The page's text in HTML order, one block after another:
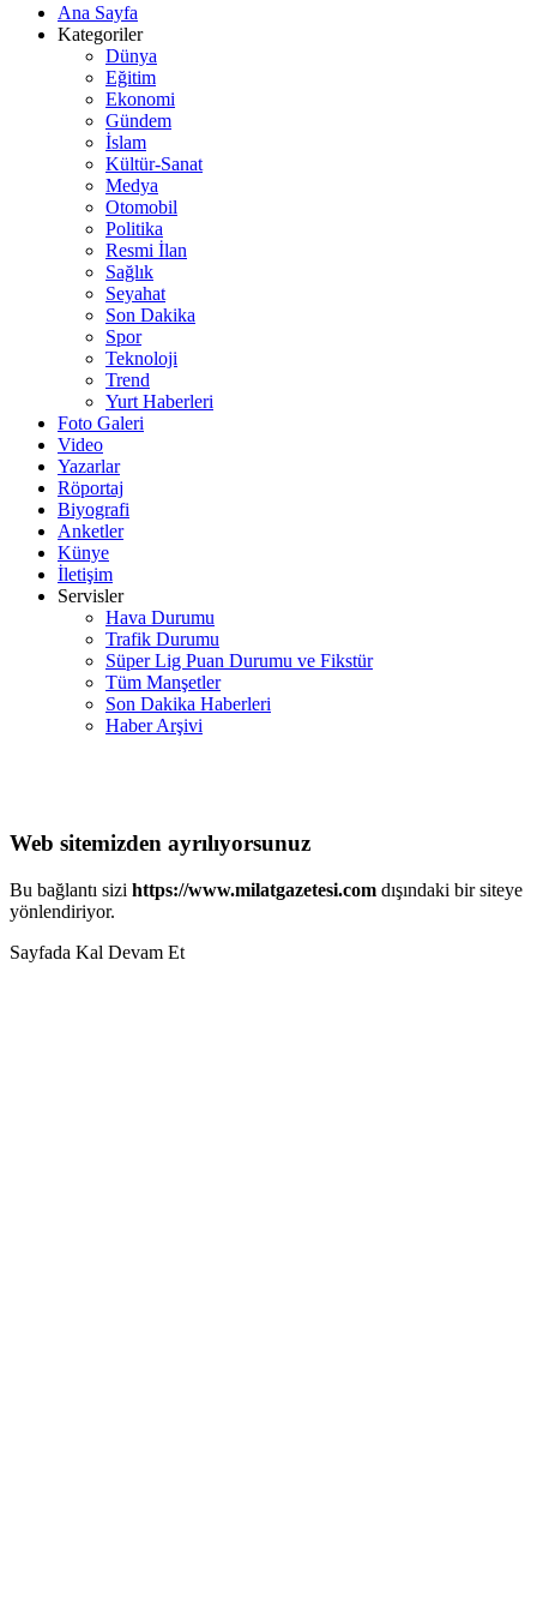
Ana Sayfa
Kategoriler
Dünya
Eğitim
Ekonomi
Gündem
İslam
Kültür-Sanat
Medya
Otomobil
Politika
Resmi İlan
Sağlık
Seyahat
Son Dakika
Spor
Teknoloji
Trend
Yurt Haberleri
Foto Galeri
Video
Yazarlar
Röportaj
Biyografi
Anketler
Künye
İletişim
Servisler
Hava Durumu
Trafik Durumu
Süper Lig Puan Durumu ve Fikstür
Tüm Manşetler
Son Dakika Haberleri
Haber Arşivi
Web sitemizden ayrılıyorsunuz
Bu bağlantı sizi https://www.milatgazetesi.com dışındaki bir siteye
yönlendiriyor.
Sayfada Kal Devam Et